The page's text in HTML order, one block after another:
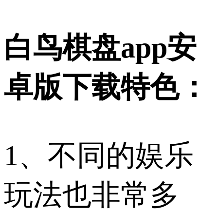
白鸟棋盘app安
卓版下载特色：
1、不同的娱乐
玩法也非常多